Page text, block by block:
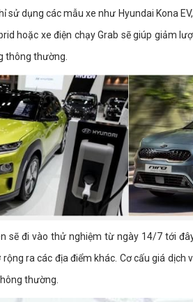
sử dụng các mẫu xe như Hyundai Kona
hoặc xe điện chạy Grab sẽ giúp giảm
thông thường.
sẽ đi vào thử nghiệm từ ngày 14/7 tới
ra các địa điểm khác. Cơ cấu giá
thường.